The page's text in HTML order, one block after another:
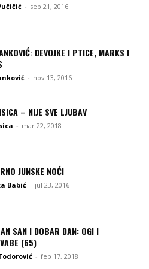
- sep 21, 2016
DEVOJKE I PTICE, MARKS I
- nov 13, 2016
– NIJE SVE LJUBAV
- mar 22, 2018
JUNSKE NOĆI
Babić - jul 23, 2016
SAN I DOBAR DAN: OGI I
(65)
- feb 17, 2018